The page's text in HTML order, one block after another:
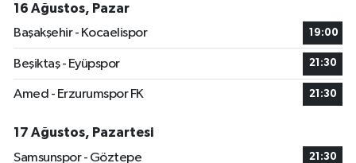
16 Ağustos, Pazar
Başakşehir - Kocaelispor
19:00
Beşiktaş - Eyüpspor 21:30
Amed - Erzurumspor FK 21:30
17 Ağustos, Pazartesi
Samsunspor - Göztepe
21:30